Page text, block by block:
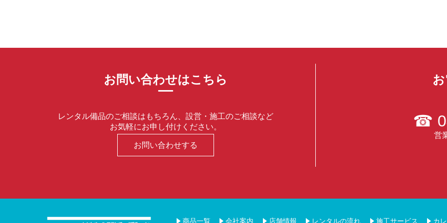
お問い合わせはこちら
レンタル備品のご相談はもちろん、設営・施工のご相談など
お気軽にお申し付けください。
お問い合わせする
☎
営
商品一覧 会社案内 店舗情報 レンタルの流れ 施工サービス カ